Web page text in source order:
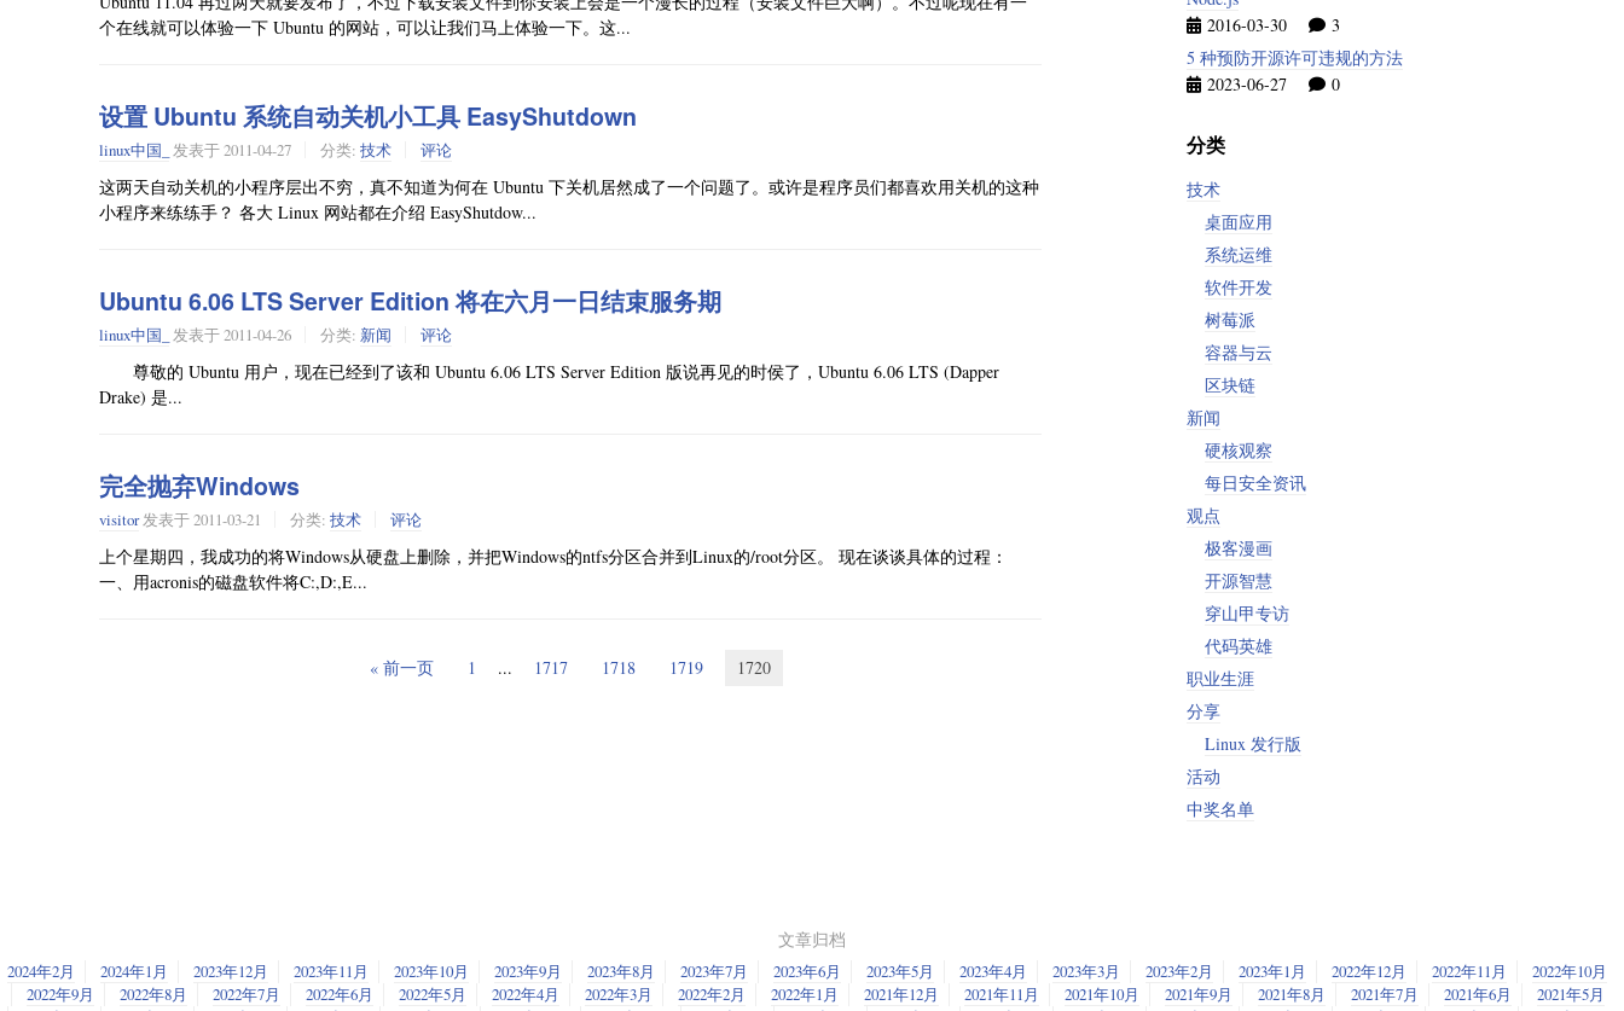
个在线就可以体验一下 Ubuntu 的网站，可以让我们马上体验一下。这...
设置 Ubuntu 系统自动关机小工具 EasyShutdown
linux中国_ 发表于2011-04-27 分类: 技术 评论
这两天自动关机的小程序层出不穷，真不知道为何在 Ubuntu 下关机居然成了一个问题了。或许是程序员们都喜欢用关机的这种
小程序来练练手？ 各大 Linux 网站都在介绍 EasyShutdow...
Ubuntu 6.06 LTS Server Edition 将在六月一日结束服务期
linux中国_ 发表于2011-04-26 分类: 新闻 评论
尊敬的 Ubuntu 用户，现在已经到了该和 Ubuntu 6.06 LTS Server Edition 版说再见的时侯了，Ubuntu 6.06 LTS (Dapper
Drake) 是...
完全抛弃Windows
visitor发表于2011-03-21 分类: 技术 评论
上个星期四，我成功的将Windows从硬盘上删除，并把Windows的ntfs分区合并到Linux的/root分区。 现在谈谈具体的过程：
一、用acronis的磁盘软件将C:,D:,E...
« 前一页 1 ... 1717 1718 1719 1720
2016-03-30
3
5 种预防开源许可违规的方法
2023-06-27
0
分类
技术
桌面应用
系统运维
软件开发
树莓派
容器与云
区块链
新闻
硬核观察
每日安全资讯
观点
极客漫画
开源智慧
穿山甲专访
代码英雄
职业生涯
分享
Linux 发行版
活动
中奖名单
文章归档
2024年2月 2024年1月 2023年12月 2023年11月 2023年10月 2023年9月 2023年8月 2023年7月 2023年6月 2023年5月 2023年4月 2023年3月 2023年2月 2023年1月 2022年12月 2022年11月
2022年10月
2022年9月
2022年8月 2022年7月 2022年6月 2022年5月 2022年4月 2022年3月 2022年2月 2022年1月 2021年12月 2021年11月 2021年10月 2021年9月 2021年8月 2021年7月 2021年6月
2021年5月